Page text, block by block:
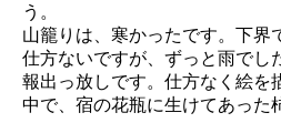
う。
山籠りは、寒かったです。下界
仕方ないですが、ずっと雨でし
報出っ放しです。仕方なく絵を
中で、宿の花瓶に生けてあった